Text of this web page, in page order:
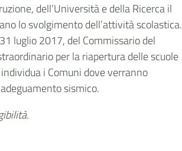
dell’Università e della Ricerca il
lo svolgimento dell’attività scolastica.
luglio 2017, del Commissario del
per la riapertura delle scuole
i Comuni dove verranno
sismico.